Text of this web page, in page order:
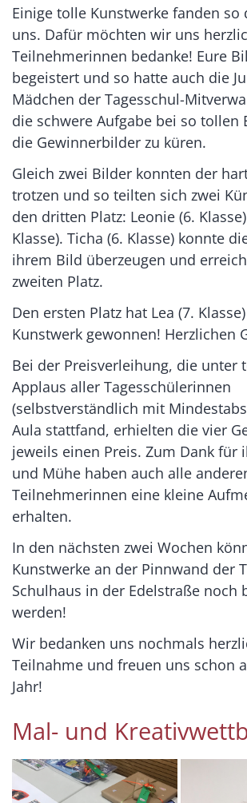
Einige tolle Kunstwerke fanden so
uns. Dafür möchten wir uns
Teilnehmerinnen bedanke! Eure
begeistert und so hatte auch die
Mädchen der Tagesschul-
die schwere Aufgabe bei so tollen
die Gewinnerbilder zu küren.
Gleich zwei Bilder konnten der
trotzen und so teilten sich zwei
den dritten Platz: Leonie (6.
Klasse). Ticha (6. Klasse) konnte
ihrem Bild überzeugen und
zweiten Platz.
Den ersten Platz hat Lea (7.
Kunstwerk gewonnen! Herzlichen
Bei der Preisverleihung, die unter
Applaus aller Tagesschülerinnen
(selbstverständlich mit
Aula stattfand, erhielten die vier
jeweils einen Preis. Zum Dank für
und Mühe haben auch alle
Teilnehmerinnen eine kleine
erhalten.
In den nächsten zwei Wochen
Kunstwerke an der Pinnwand der
Schulhaus in der Edelstraße noch
werden!
Wir bedanken uns nochmals
Teilnahme und freuen uns schon
Jahr!
Mal- und